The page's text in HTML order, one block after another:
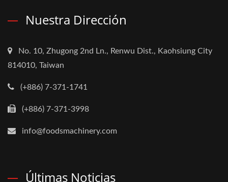
Nuestra Dirección
No. 10, Zhugong 2nd Ln., Renwu Dist., Kaohsiung City
814010, Taiwan
(+886) 7-371-1741
(+886) 7-371-3998
info@foodsmachinery.com
Últimas Noticias